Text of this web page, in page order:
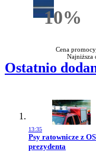
10%
Cena
Najniższa
Ostatnio
13:35
Przejdź do artykułu:
Psy ratownicze z
prezydenta